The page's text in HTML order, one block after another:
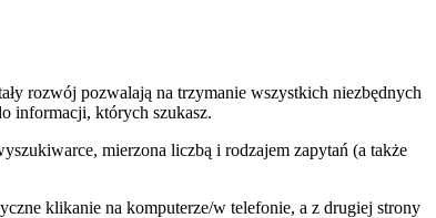
rozwój pozwalają na trzymanie wszystkich niezbędnych
informacji, których szukasz.
mierzona liczbą i rodzajem zapytań (a także
klikanie na komputerze/w telefonie, a z drugiej strony